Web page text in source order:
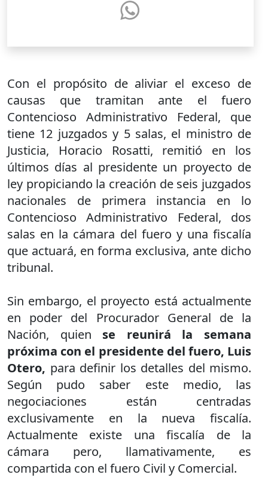
Con el propósito de aliviar el exceso de
causas que tramitan ante el fuero
Contencioso Administrativo Federal, que
tiene 12 juzgados y 5 salas, el ministro de
Justicia, Horacio Rosatti, remitió en los
últimos días al presidente un proyecto de
ley propiciando la creación de seis juzgados
nacionales de primera instancia en lo
Contencioso Administrativo Federal, dos
salas en la cámara del fuero y una fiscalía
que actuará, en forma exclusiva, ante dicho
tribunal.
Sin embargo, el proyecto está actualmente
en poder del Procurador General de la
Nación, quien se reunirá la semana
próxima con el presidente del fuero, Luis
Otero, para definir los detalles del mismo.
Según pudo saber este medio, las
negociaciones están centradas
exclusivamente en la nueva fiscalía.
Actualmente existe una fiscalía de la
cámara pero, llamativamente, es
compartida con el fuero Civil y Comercial.